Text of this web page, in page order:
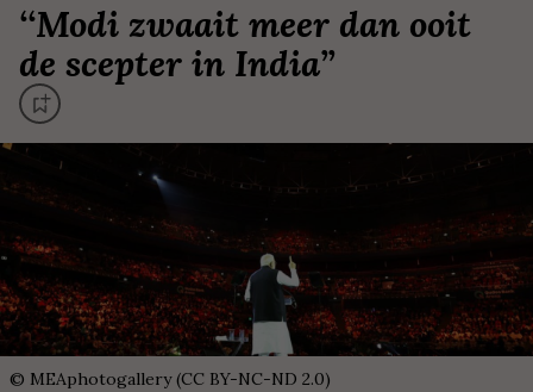
‘‘Modi zwaait meer dan ooit
de scepter in India’’
© MEAphotogallery (CC BY-NC-ND 2.0)